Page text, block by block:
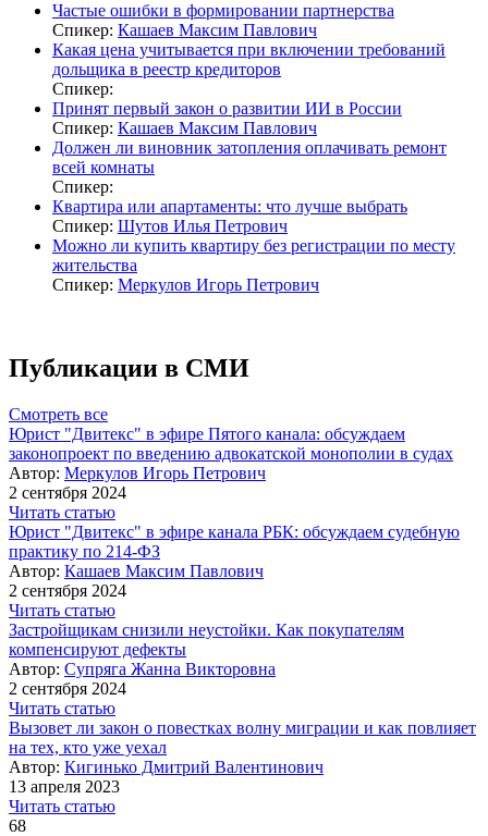
Частые ошибки в формировании партнерства
Спикер: Кашаев Максим Павлович
Какая цена учитывается при включении требований
дольщика в реестр кредиторов
Спикер:
Принят первый закон о развитии ИИ в России
Спикер: Кашаев Максим Павлович
Должен ли виновник затопления оплачивать ремонт
всей комнаты
Спикер:
Квартира или апартаменты: что лучше выбрать
Спикер: Шутов Илья Петрович
Можно ли купить квартиру без регистрации по месту
жительства
Спикер: Меркулов Игорь Петрович
Публикации в СМИ
Смотреть все
Юрист "Двитекс" в эфире Пятого канала: обсуждаем
законопроект по введению адвокатской монополии в судах
Автор: Меркулов Игорь Петрович
2 сентября 2024
Читать статью
Юрист "Двитекс" в эфире канала РБК: обсуждаем судебную
практику по 214-ФЗ
Автор: Кашаев Максим Павлович
2 сентября 2024
Читать статью
Застройщикам снизили неустойки. Как покупателям
компенсируют дефекты
Автор: Супряга Жанна Викторовна
2 сентября 2024
Читать статью
Вызовет ли закон о повестках волну миграции и как повлияет
на тех, кто уже уехал
Автор: Кигинько Дмитрий Валентинович
13 апреля 2023
Читать статью
68